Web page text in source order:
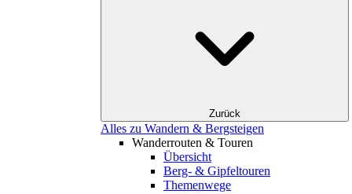
Zurück
Alles zu Wandern & Bergsteigen
Wanderrouten & Touren
Übersicht
Berg- & Gipfeltouren
Themenwege